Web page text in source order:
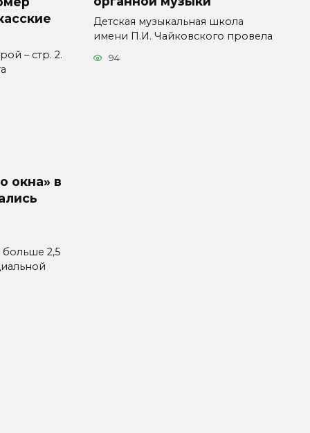
– стр. 2.
Детская музыкальная школа
имени П.И. Чайковского провела
94
окна» в
больше 2,5